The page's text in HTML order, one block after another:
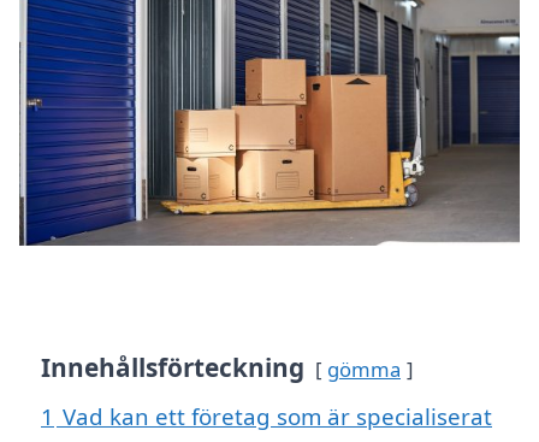
Innehållsförteckning gömma
1 Vad kan ett företag som är specialiserat